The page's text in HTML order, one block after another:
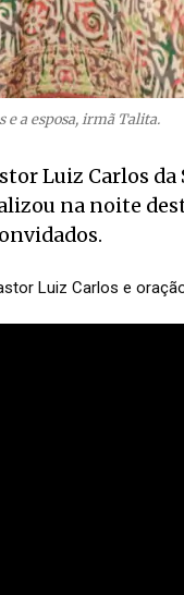
e a esposa, irmã Talita.
Luiz Carlos
na noite
Luiz Carlos e